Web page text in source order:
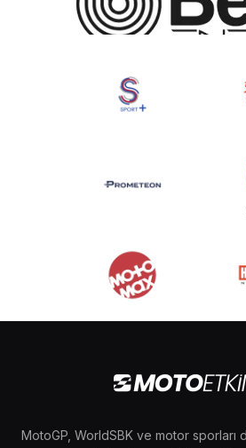
MotoGP, WorldSBK ve motor sporları